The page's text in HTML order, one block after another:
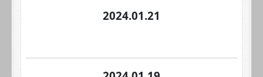
2024.01.21